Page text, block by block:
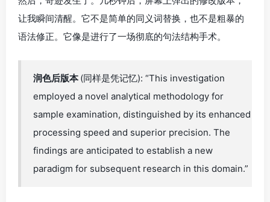
让我瞬间清醒。它不是简单的同义词替换，也不是粗暴的
语法修正。它像是进行了一场彻底的句法结构手术。
润色后版本(同样是凭记忆): “This investigation
employed a novel analytical methodology for
sample examination, distinguished by its enhanced
processing speed and superior precision. The
findings are anticipated to establish a new
paradigm for subsequent research in this domain.”